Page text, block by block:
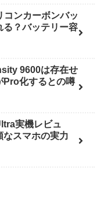
ンカーボンバッ
る？バッテリー容
9600は存在せ
Pro化するとの噂
実機レビュ
なスマホの実力